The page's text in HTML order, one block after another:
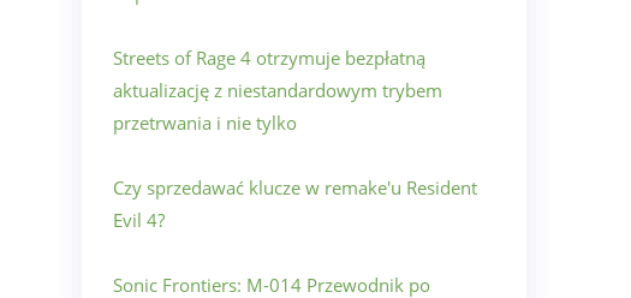
Streets of Rage 4 otrzymuje bezpłatną
aktualizację z niestandardowym trybem
przetrwania i nie tylko
Czy sprzedawać klucze w remake'u Resident
Evil 4?
Sonic Frontiers: M-014 Przewodnik po